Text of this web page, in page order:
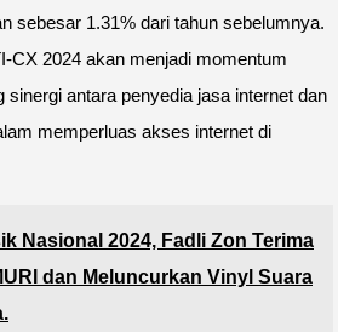
sebesar 1.31% dari tahun sebelumnya.
CX 2024 akan menjadi momentum
sinergi antara penyedia jasa internet dan
memperluas akses internet di
Nasional 2024, Fadli Zon Terima
dan Meluncurkan Vinyl Suara